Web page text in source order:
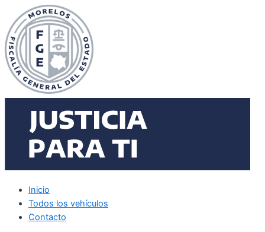
contenido
Inicio
Todos los vehículos
Contacto